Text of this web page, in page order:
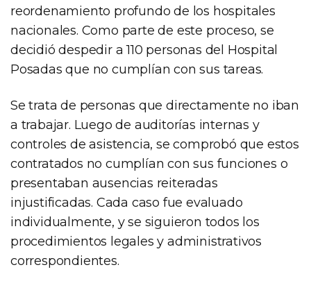
reordenamiento profundo de los hospitales
nacionales. Como parte de este proceso, se
decidió despedir a 110 personas del Hospital
Posadas que no cumplían con sus tareas.
Se trata de personas que directamente no iban
a trabajar. Luego de auditorías internas y
controles de asistencia, se comprobó que estos
contratados no cumplían con sus funciones o
presentaban ausencias reiteradas
injustificadas. Cada caso fue evaluado
individualmente, y se siguieron todos los
procedimientos legales y administrativos
correspondientes.